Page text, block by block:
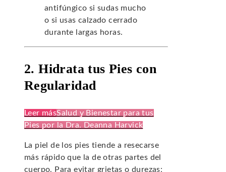
antifúngico si sudas mucho
o si usas calzado cerrado
durante largas horas.
2. Hidrata tus Pies con
Regularidad
Leer másSalud y Bienestar para tus
Pies por la Dra. Deanna Harvick
La piel de los pies tiende a resecarse
más rápido que la de otras partes del
cuerpo. Para evitar grietas o durezas: